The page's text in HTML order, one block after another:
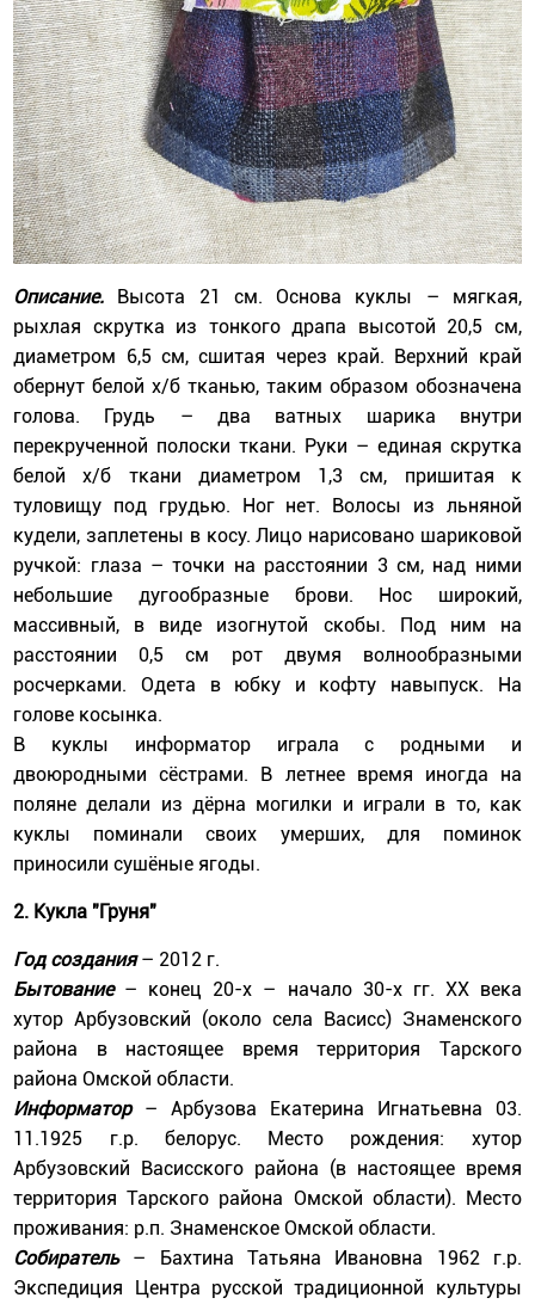
Описание. Высота 21 см. Основа куклы – мягкая,
рыхлая скрутка из тонкого драпа высотой 20,5 см,
диаметром 6,5 см, сшитая через край. Верхний край
обернут белой х/б тканью, таким образом обозначена
голова. Грудь – два ватных шарика внутри
перекрученной полоски ткани. Руки – единая скрутка
белой х/б ткани диаметром 1,3 см, пришитая к
туловищу под грудью. Ног нет. Волосы из льняной
кудели, заплетены в косу. Лицо нарисовано шариковой
ручкой: глаза – точки на расстоянии 3 см, над ними
небольшие дугообразные брови. Нос широкий,
массивный, в виде изогнутой скобы. Под ним на
расстоянии 0,5 см рот двумя волнообразными
росчерками. Одета в юбку и кофту навыпуск. На
голове косынка.
В куклы информатор играла с родными и
двоюродными сёстрами. В летнее время иногда на
поляне делали из дёрна могилки и играли в то, как
куклы поминали своих умерших, для поминок
приносили сушёные ягоды.
2. Кукла "Груня"
Год создания– 2012 г.
Бытование– конец 20-х – начало 30-х гг. ХХ века
хутор Арбузовский (около села Васисс) Знаменского
района в настоящее время территория Тарского
района Омской области.
Информатор– Арбузова Екатерина Игнатьевна 03.
11.1925 г.р. белорус. Место рождения: хутор
Арбузовский Васисского района (в настоящее время
территория Тарского района Омской области). Место
проживания: р.п. Знаменское Омской области.
Собиратель– Бахтина Татьяна Ивановна 1962 г.р.
Экспедиция Центра русской традиционной культуры